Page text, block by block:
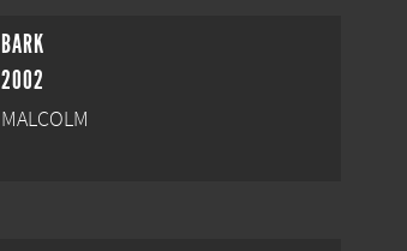
BARK
2002
MALCOLM